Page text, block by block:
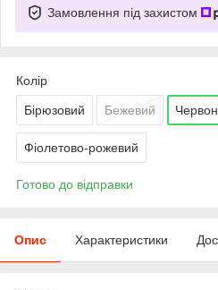
Замовлення під захистом
Колір
Бірюзовий Бежевий
Фіолетово-рожевий
Готово до відправки
Опис Характеристики